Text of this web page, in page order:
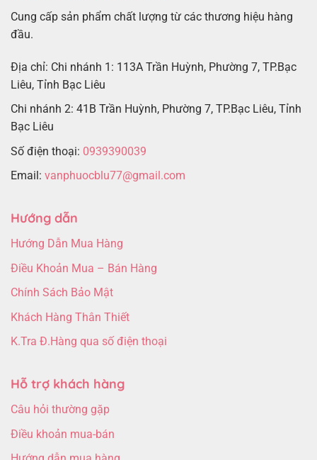
Cung cấp sản phẩm chất lượng từ các thương hiệu hàng
đầu.
Địa chỉ: Chi nhánh 1: 113A Trần Huỳnh, Phường 7, TP.Bạc
Liêu, Tỉnh Bạc Liêu
Chi nhánh 2: 41B Trần Huỳnh, Phường 7, TP.Bạc Liêu, Tỉnh
Bạc Liêu
Số điện thoại: 0939390039
Email: vanphuocblu77@gmail.com
Hướng dẫn
Hướng Dẫn Mua Hàng
Điều Khoản Mua – Bán Hàng
Chính Sách Bảo Mật
Khách Hàng Thân Thiết
K.Tra Đ.Hàng qua số điện thoại
Hỗ trợ khách hàng
Câu hỏi thường gặp
Điều khoản mua-bán